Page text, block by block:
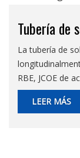
Tubería de
La tubería de
RBE, JCOE de
LEER MÁS